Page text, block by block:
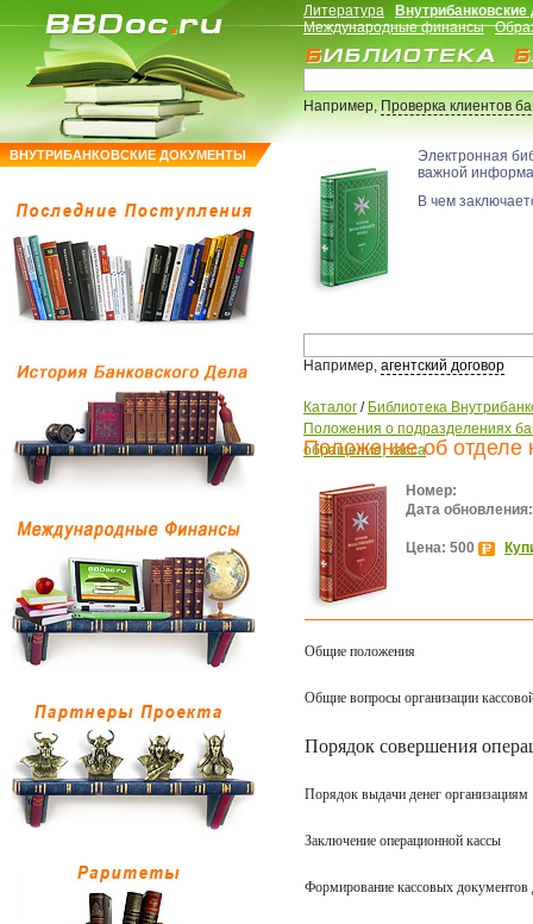
ВНУТРИБАНКОВСКИЕ ДОКУМЕНТЫ
Литература
Международные финансы
Например,Проверка клиентов
Электронная
важной
В чем
Например, агентский договор
Каталог / Библиотека
Положения о подразделениях
обращение, касса
Положение об отделе
Номер:
Дата обновления:
Цена: 500
Общие положения
Общие вопросы организации
Порядок совершения
Порядок выдачи денег организациям
Заключение операционной кассы
Формирование кассовых документов